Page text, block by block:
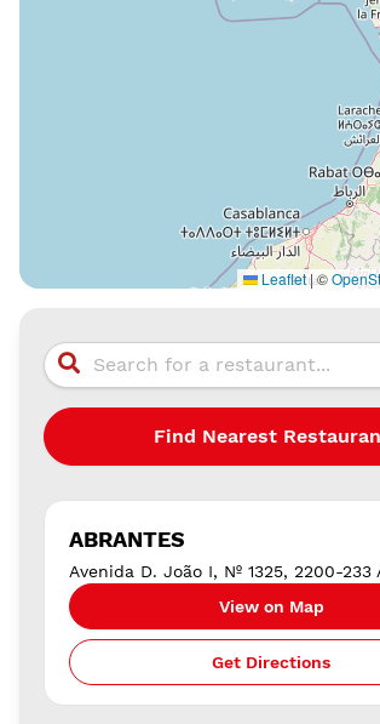
Find Nearest
ABRANTES
Avenida D. João I, Nº 1325, 2200-233
View on Map
Get Directions
Leaflet |©